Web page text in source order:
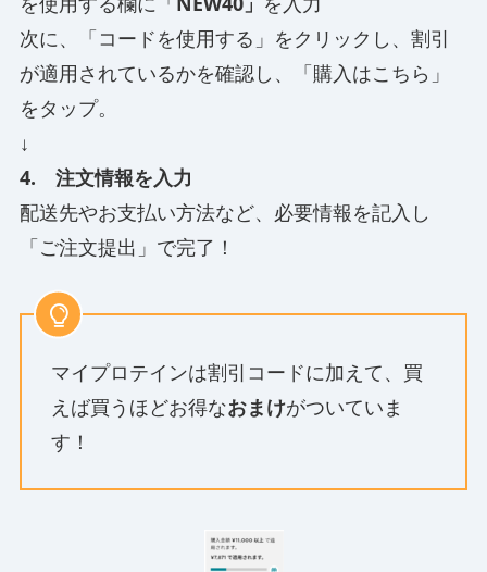
次に、「コードを使用する」をクリックし、割引
が適用されているかを確認し、「購入はこちら」
をタップ。
↓
4. 注文情報を入力
配送先やお支払い方法など、必要情報を記入し
「ご注文提出」で完了！
マイプロテインは割引コードに加えて、買
えば買うほどお得なおまけがついていま
す！